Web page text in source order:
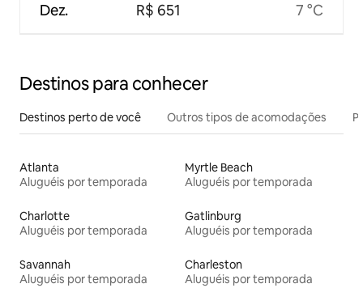
Dez. R$ 651 7 °C
Destinos para conhecer
Destinos perto de você Outros tipos de acomodações
Atlanta
Aluguéis por temporada
Myrtle Beach
Aluguéis por temporada
Charlotte
Aluguéis por temporada
Gatlinburg
Aluguéis por temporada
Savannah
Aluguéis por temporada
Charleston
Aluguéis por temporada